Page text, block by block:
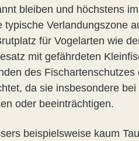
bleiben und höchstens
Verlandungszone
für Vogelarten wie
mit gefährdeten
des Fischartenschutzes
da sie insbesondere
oder beeinträchtigen.
beispielsweise kaum